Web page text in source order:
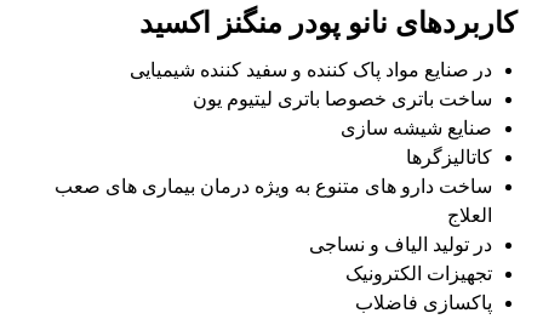
کاربردهای نانو پودر منگنز اکسید
در صنایع مواد پاک کننده و سفید کننده شیمیایی
ساخت باتری خصوصا باتری لیتیوم یون
صنایع شیشه سازی
کاتالیزگرها
ساخت دارو های متنوع به ویژه درمان بیماری های صعب
العلاج
در تولید الیاف و نساجی
تجهیزات الکترونیک
پاکسازی فاضلاب